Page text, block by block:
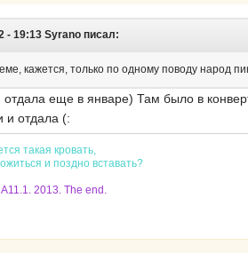
- 19:13 Syrano писал:
кажется, только по одному поводу народ
еще в январе) Там было в
и отдала (:
такая кровать,
и поздно вставать?
2013. The end.